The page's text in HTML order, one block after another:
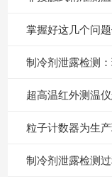
掌握好这几个问
制冷剂泄露检测
超高温红外测温
粒子计数器为生
制冷剂泄露检测